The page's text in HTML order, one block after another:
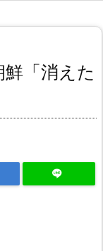
「消えた